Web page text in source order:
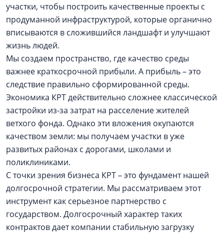
участки, чтобы построить качественные проекты с
продуманной инфраструктурой, которые органично
вписываются в сложившийся ландшафт и улучшают
жизнь людей.
Мы создаем пространство, где качество среды
важнее краткосрочной прибыли. А прибыль – это
следствие правильно сформированной среды.
Экономика КРТ действительно сложнее классической
застройки из-за затрат на расселение жителей
ветхого фонда. Однако эти вложения окупаются
качеством земли: мы получаем участки в уже
развитых районах с дорогами, школами и
поликлиниками.
С точки зрения бизнеса КРТ – это фундамент нашей
долгосрочной стратегии. Мы рассматриваем этот
инструмент как серьезное партнерство с
государством. Долгосрочный характер таких
контрактов дает компании стабильную загрузку